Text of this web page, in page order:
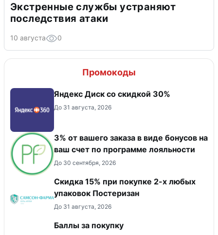
Экстренные службы устраняют
последствия атаки
10 августа 0
Промокоды
Яндекс Диск со скидкой 30%
До 31 августа, 2026
3% от вашего заказа в виде бонусов на
ваш счет по программе лояльности
До 30 сентября, 2026
Скидка 15% при покупке 2-х любых
упаковок Постеризан
До 31 августа, 2026
Баллы за покупку